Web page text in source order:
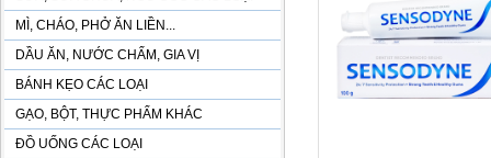
MÌ, CHÁO, PHỞ ĂN LIỀN...
DẦU ĂN, NƯỚC CHẤM, GIA VỊ
BÁNH KẸO CÁC LOẠI
GẠO, BỘT, THỰC PHẨM KHÁC
ĐỒ UỐNG CÁC LOẠI